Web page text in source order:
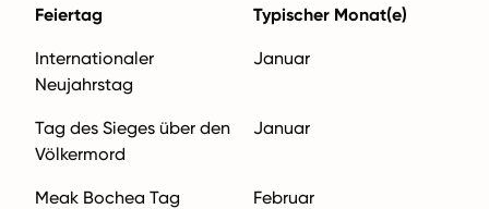
Feiertag Typischer Monat(e)
Internationaler
Neujahrstag
Januar
Tag des Sieges über den
Völkermord
Januar
Meak Bochea Tag Februar